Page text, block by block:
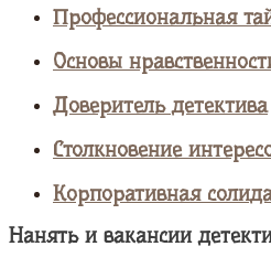
Профессиональная
Основы
Доверитель детектива
Столкновение
Корпоративная
Нанять и вакансии